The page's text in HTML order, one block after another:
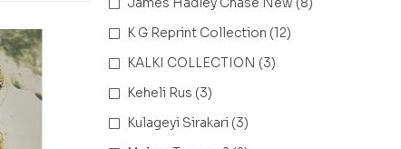
K G Reprint Collection (12)
KALKI COLLECTION (3)
Keheli Rus (3)
Kulageyi Sirakari (3)